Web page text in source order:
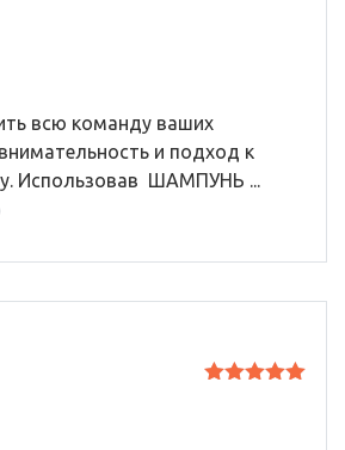
всю команду ваших
и подход к
Использовав ШАМПУНЬ ...